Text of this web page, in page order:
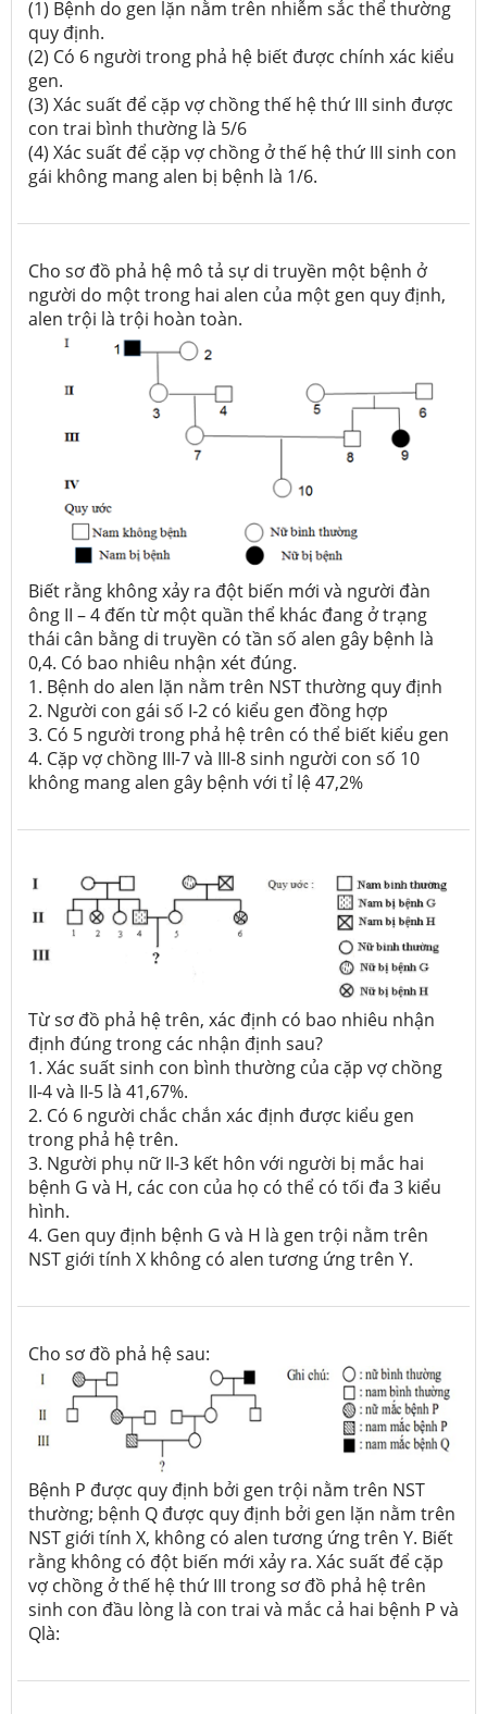
(1) Bệnh do gen lặn nằm trên nhiễm sắc thể thường
quy định.
(2) Có 6 người trong phả hệ biết được chính xác kiểu
gen.
(3) Xác suất để cặp vợ chồng thế hệ thứ III sinh được
con trai bình thường là 5/6
(4) Xác suất để cặp vợ chồng ở thế hệ thứ III sinh con
gái không mang alen bị bệnh là 1/6.
Cho sơ đồ phả hệ mô tả sự di truyền một bệnh ở
người do một trong hai alen của một gen quy định,
alen trội là trội hoàn toàn.
Biết rằng không xảy ra đột biến mới và người đàn
ông II – 4 đến từ một quần thể khác đang ở trạng
thái cân bằng di truyền có tần số alen gây bệnh là
0,4. Có bao nhiêu nhận xét đúng.
1. Bệnh do alen lặn nằm trên NST thường quy định
2. Người con gái số I-2 có kiểu gen đồng hợp
3. Có 5 người trong phả hệ trên có thể biết kiểu gen
4. Cặp vợ chồng III-7 và III-8 sinh người con số 10
không mang alen gây bệnh với tỉ lệ 47,2%
Từ sơ đồ phả hệ trên, xác định có bao nhiêu nhận
định đúng trong các nhận định sau?
1. Xác suất sinh con bình thường của cặp vợ chồng
II-4 và II-5 là 41,67%.
2. Có 6 người chắc chắn xác định được kiểu gen
trong phả hệ trên.
3. Người phụ nữ II-3 kết hôn với người bị mắc hai
bệnh G và H, các con của họ có thể có tối đa 3 kiểu
hình.
4. Gen quy định bệnh G và H là gen trội nằm trên
NST giới tính X không có alen tương ứng trên Y.
Cho sơ đồ phả hệ sau:
Bệnh P được quy định bởi gen trội nằm trên NST
thường; bệnh Q được quy định bởi gen lặn nằm trên
NST giới tính X, không có alen tương ứng trên Y. Biết
rằng không có đột biến mới xảy ra. Xác suất để cặp
vợ chồng ở thế hệ thứ III trong sơ đồ phả hệ trên
sinh con đầu lòng là con trai và mắc cả hai bệnh P và
Qlà: